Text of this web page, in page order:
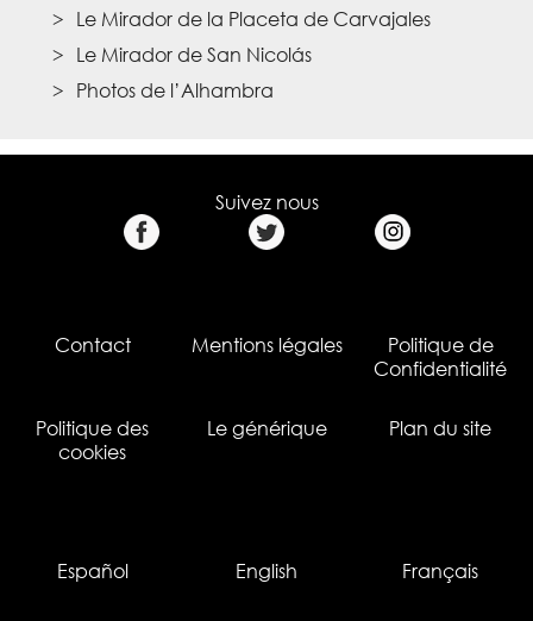
Le Mirador de la Placeta de Carvajales
Le Mirador de San Nicolás
Photos de l’Alhambra
Suivez nous
Contact Mentions légales
Politique de
Confidentialité
Politique des
cookies
Le générique Plan du site
Español English Français